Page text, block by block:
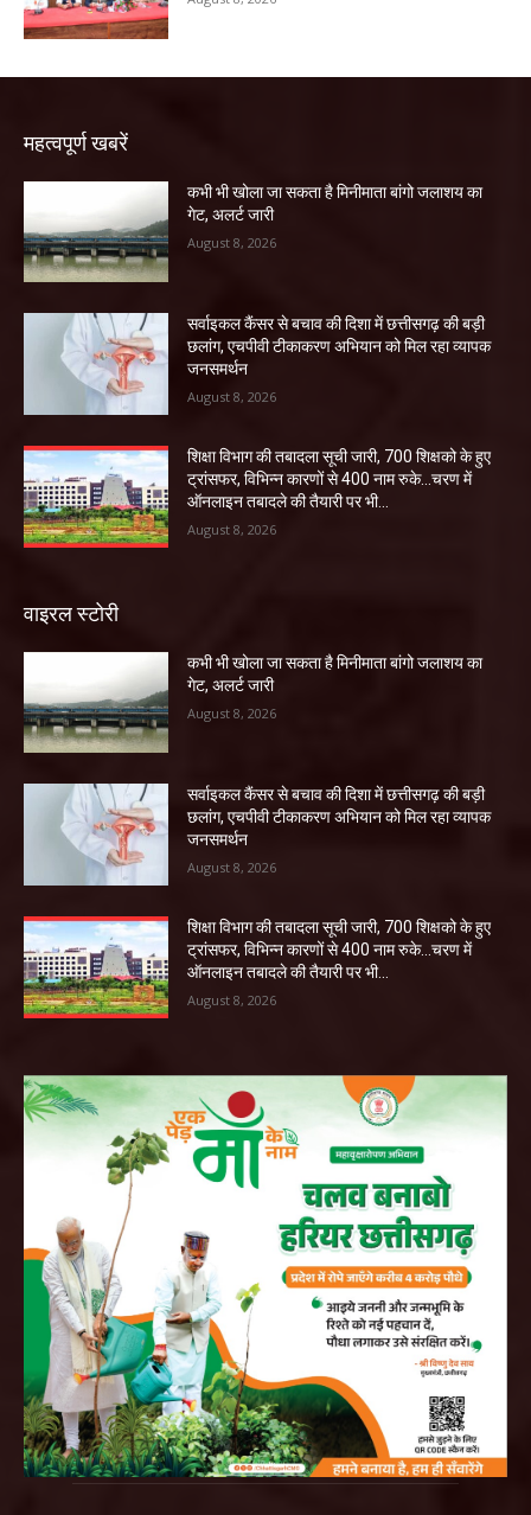
महत्वपूर्ण खबरें
कभी भी खोला जा सकता है मिनीमाता बांगो जलाशय का
गेट, अलर्ट जारी
August 8, 2026
सर्वाइकल कैंसर से बचाव की दिशा में छत्तीसगढ़ की बड़ी
छलांग, एचपीवी टीकाकरण अभियान को मिल रहा व्यापक
जनसमर्थन
August 8, 2026
शिक्षा विभाग की तबादला सूची जारी, 700 शिक्षको के हुए
ट्रांसफर, विभिन्न कारणों से 400 नाम रुके…चरण में
ऑनलाइन तबादले की तैयारी पर भी...
August 8, 2026
वाइरल स्टोरी
कभी भी खोला जा सकता है मिनीमाता बांगो जलाशय का
गेट, अलर्ट जारी
August 8, 2026
सर्वाइकल कैंसर से बचाव की दिशा में छत्तीसगढ़ की बड़ी
छलांग, एचपीवी टीकाकरण अभियान को मिल रहा व्यापक
जनसमर्थन
August 8, 2026
शिक्षा विभाग की तबादला सूची जारी, 700 शिक्षको के हुए
ट्रांसफर, विभिन्न कारणों से 400 नाम रुके…चरण में
ऑनलाइन तबादले की तैयारी पर भी...
August 8, 2026